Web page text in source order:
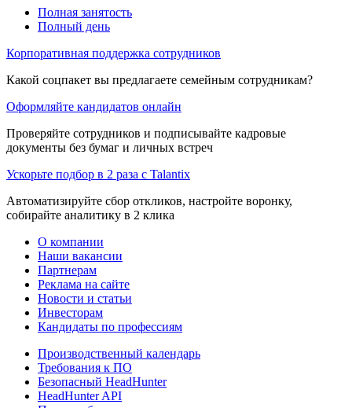
Полная занятость
Полный день
Корпоративная поддержка сотрудников
Какой соцпакет вы предлагаете семейным сотрудникам?
Оформляйте кандидатов онлайн
Проверяйте сотрудников и подписывайте кадровые
документы без бумаг и личных встреч
Ускорьте подбор в 2 раза с Talantix
Автоматизируйте сбор откликов, настройте воронку,
собирайте аналитику в 2 клика
О компании
Наши вакансии
Партнерам
Реклама на сайте
Новости и статьи
Инвесторам
Кандидаты по профессиям
Производственный календарь
Требования к ПО
Безопасный HeadHunter
HeadHunter API